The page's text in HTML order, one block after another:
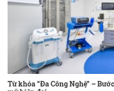
Từ khóa “Đa Công Nghệ” –